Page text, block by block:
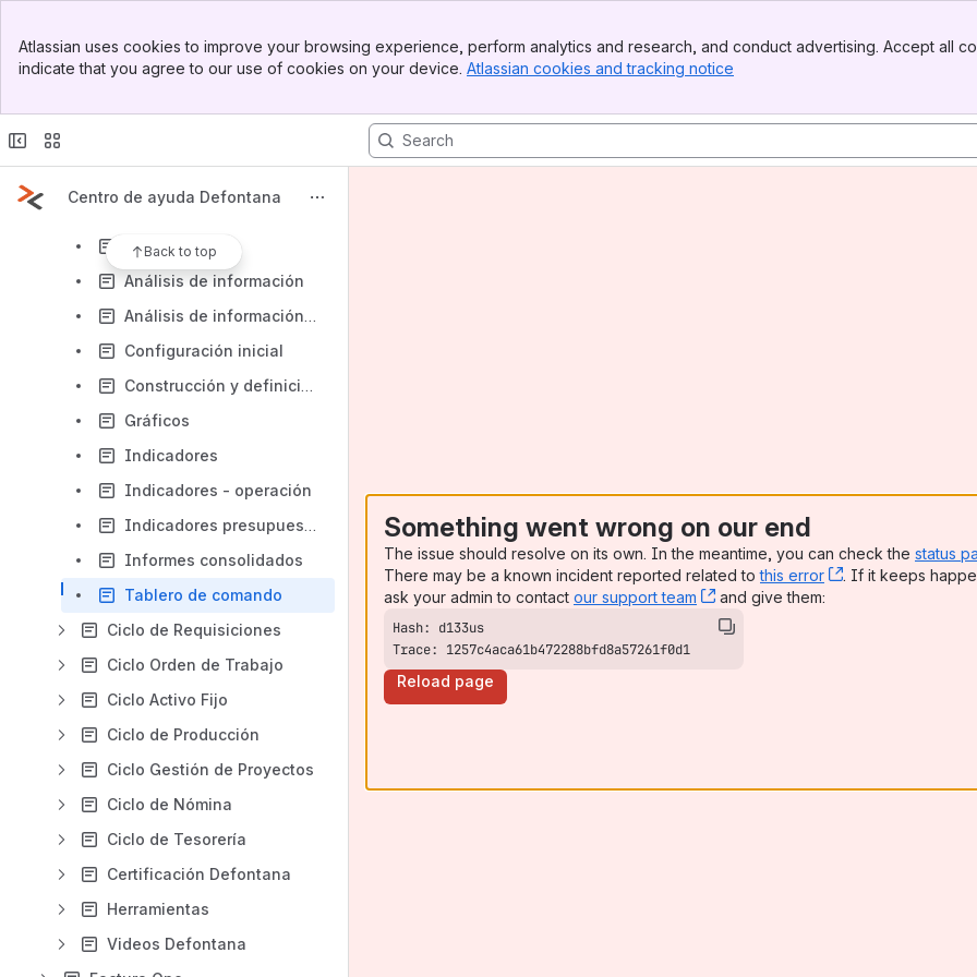
Top Bar
Sidebar
Atlassian uses cookies to improve your browsing experience, perform analytics and research, and conduct advertising. Accept all
indicate that you agree to our use of cookies on your device. Atlassian cookies and tracking notice
Centro de ayuda Defontana
Back to top
Ciclo de Contabilidad
Ciclo de Ventas
Ciclo Gestión Operacional
Alertas
Análisis de información
Análisis de información - Operación
Configuración inicial
Construcción y definición de reportes - Gestión
Gráficos
Indicadores
Indicadores - operación
Indicadores presupuestarios
Informes consolidados
Tablero de comando
Ciclo de Requisiciones
Ciclo Orden de Trabajo
Ciclo Activo Fijo
Ciclo de Producción
Ciclo Gestión de Proyectos
Ciclo de Nómina
Ciclo de Tesorería
Certificación Defontana
Herramientas
Videos Defontana
Something went wrong on our end
The issue should resolve on its own. In the meantime, you can check the status
There may be a known incident reported related tothis error , (opens new
. If it keeps
ask your admin to contact our support team , (opens new window)
and give them:
Trace: 1257c4aca61b472288bfd8a57261f0d1
Reload page